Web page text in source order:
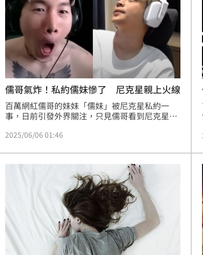
00:43
00:36
00:31
00:26
00:22
00:19
儒哥氣炸！私約儒妹慘了 尼克星親上火線
百萬網紅儒哥的妹妹「儒妹」被尼克星私約一
事，日前引發外界關注，只見儒哥看到尼克星觀
那邊喘氣」，甚至憤怒到一度在鏡頭前爆粗口，
2025/06/06 01:46